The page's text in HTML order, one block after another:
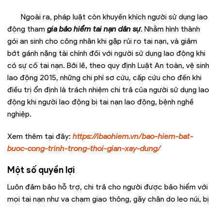
Ngoài ra, pháp luật còn khuyến khích người sử dụng lao
động tham gia bảo hiểm tai nạn dân sự. Nhằm hình thành
gói an sinh cho công nhân khi gặp rủi ro tai nạn, và giảm
bớt gánh nặng tài chính đối với người sử dụng lao động khi
có sự cố tai nạn. Bởi lẽ, theo quy định Luật An toàn, vệ sinh
lao động 2015, những chi phí sơ cứu, cấp cứu cho đến khi
điều trị ổn định là trách nhiệm chi trả của người sử dụng lao
động khi người lao động bị tai nạn lao động, bệnh nghề
nghiệp.
Xem thêm tại đây: https://ibaohiem.vn/bao-hiem-bat-
buoc-cong-trinh-trong-thoi-gian-xay-dung/
Một số quyền lợi
Luôn đảm bảo hỗ trợ, chi trả cho người được bảo hiểm với
mọi tai nạn như va chạm giao thông, gãy chân do leo núi, bị